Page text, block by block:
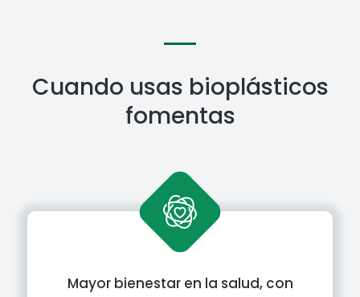
Cuando usas bioplásticos
fomentas
Mayor bienestar en la salud, con